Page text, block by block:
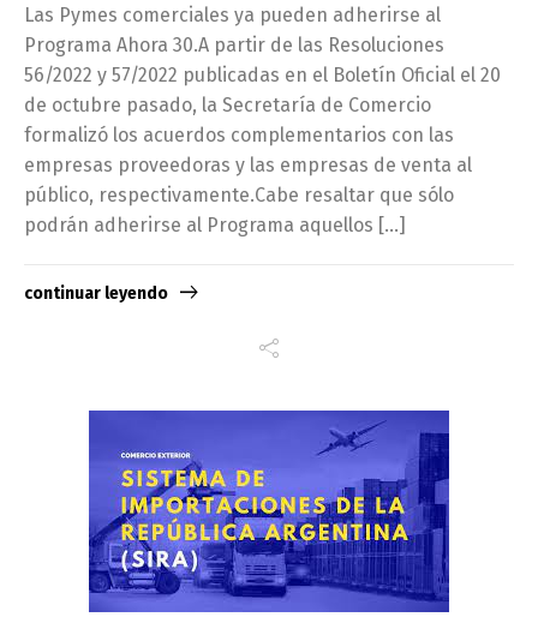
Las Pymes comerciales ya pueden adherirse al
Programa Ahora 30.A partir de las Resoluciones
56/2022 y 57/2022 publicadas en el Boletín Oficial el 20
de octubre pasado, la Secretaría de Comercio
formalizó los acuerdos complementarios con las
empresas proveedoras y las empresas de venta al
público, respectivamente.Cabe resaltar que sólo
podrán adherirse al Programa aquellos […]
continuar leyendo